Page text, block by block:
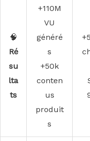
🧠
Ré
su
lta
ts
+110M
VU
généré
s
+50k
conten
us
produit
s